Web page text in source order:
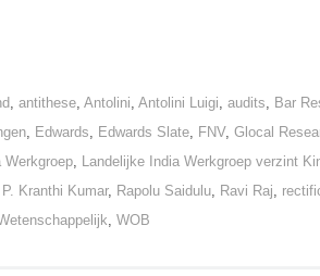
, antithese, Antolini, Antolini Luigi, audits, Bar
, Edwards, Edwards Slate, FNV, Glocal
Werkgroep, Landelijke India Werkgroep verzint
P. Kranthi Kumar, Rapolu Saidulu, Ravi Raj,
, WOB